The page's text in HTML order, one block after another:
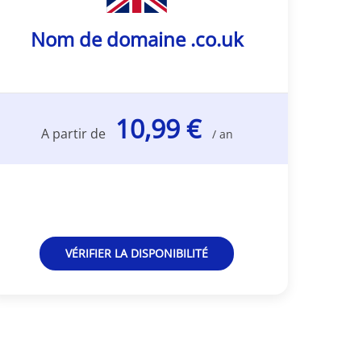
Nom de domaine .co.uk
A partir de 10,99 € / an
VÉRIFIER LA DISPONIBILITÉ